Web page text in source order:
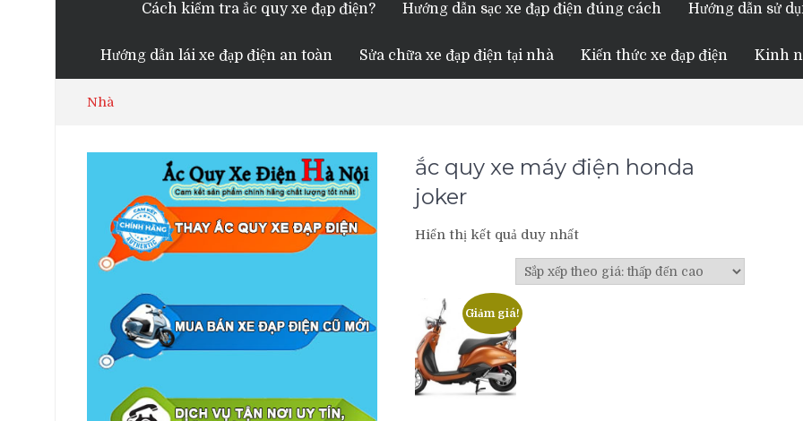
Cách kiểm tra ắc quy xe đạp điện? Hướng dẫn sạc xe đạp điện đúng cách Hướng dẫn sử
Hướng dẫn lái xe đạp điện an toàn Sửa chữa xe đạp điện tại nhà Kiến thức xe đạp điện Kinh
Nhà
ắc quy xe máy điện honda
joker
Hiển thị kết quả duy nhất
Giảm giá!